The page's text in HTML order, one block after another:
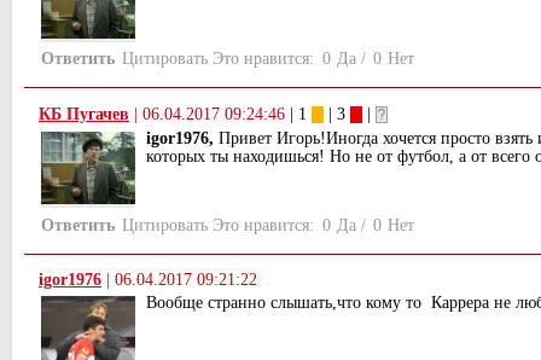
Ответить Цитировать Это нравится: 0 Да / 0 Нет
КБ Пугачев | 06.04.2017 09:24:46 | 1 | 3
|
igor1976, Привет Игорь!Иногда хочется просто
которых ты находишься! Но не от футбол, а от всего
Ответить Цитировать Это нравится: 0 Да / 0 Нет
igor1976
06.04.2017 09:21:22
Вообще странно слышать,что кому то Каррера не